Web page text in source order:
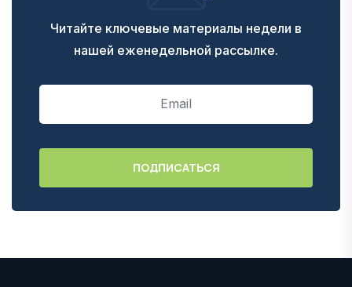
Читайте ключевые материалы недели в
нашей еженедельной рассылке.